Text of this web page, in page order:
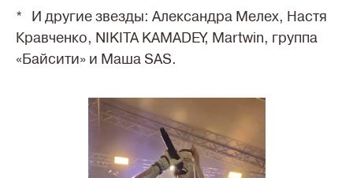
* И другие звезды: Александра Мелех, Настя
Кравченко, NIKITA KAMADEY, Martwin, группа
«Байсити» и Маша SAS.